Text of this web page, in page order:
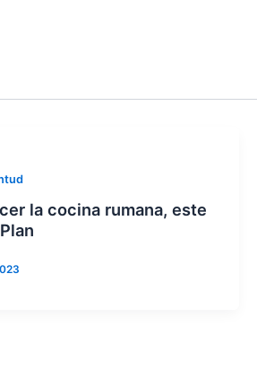
la cocina rumana, este